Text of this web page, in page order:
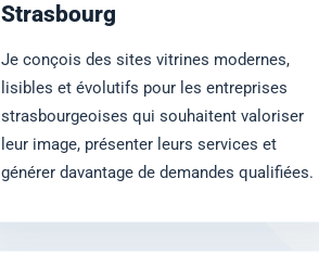
Strasbourg
Je conçois des sites vitrines modernes,
lisibles et évolutifs pour les entreprises
strasbourgeoises qui souhaitent valoriser
leur image, présenter leurs services et
générer davantage de demandes qualifiées.